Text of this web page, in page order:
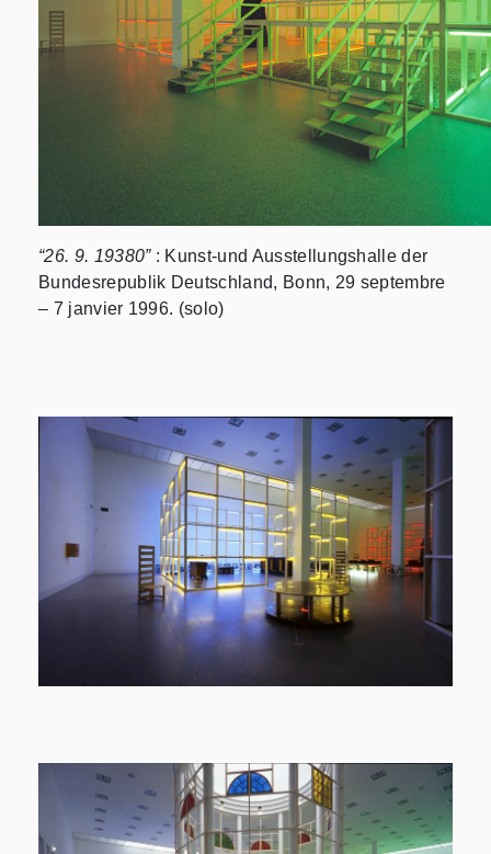
“26. 9. 19380” : Kunst-und Ausstellungshalle der
Bundesrepublik Deutschland, Bonn, 29 septembre
– 7 janvier 1996. (solo)